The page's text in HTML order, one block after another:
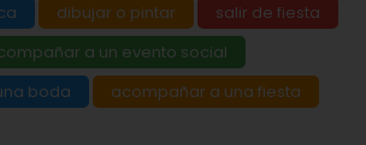
dibujar o pintar
salir de fiesta
a un evento social
boda
acompañar a una fiesta